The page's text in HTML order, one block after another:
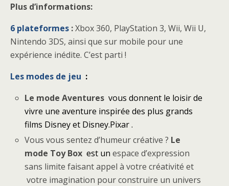
Plus d’informations:
6 plateformes :Xbox 360, PlayStation 3, Wii, Wii U,
Nintendo 3DS, ainsi que sur mobile pour une
expérience inédite. C’est parti !
Les modes de jeu :
Le mode Aventures vous donnent le loisir de
vivre une aventure inspirée des plus grands
films Disney et Disney.Pixar .
Vous vous sentez d’humeur créative ? Le
mode Toy Box est unespace d’expression
sans limite faisant appel à votre créativité et
votre imagination pour construire un univers